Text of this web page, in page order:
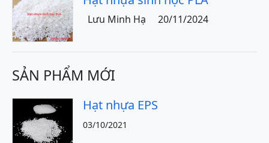
Lưu Minh Hạ 20/11/2024
SẢN PHẨM MỚI
Hạt nhựa EPS
03/10/2021